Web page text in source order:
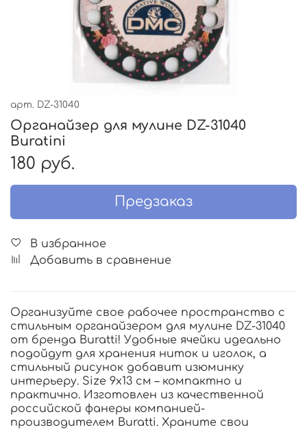
арт. DZ-31040
Органайзер для мулине DZ-31040
Buratini
180 руб.
Предзаказ
В избранное
Добавить в сравнение
Организуйте свое рабочее пространство с
стильным органайзером для мулине DZ-31040
от бренда Buratti! Удобные ячейки идеально
подойдут для хранения ниток и иголок, а
стильный рисунок добавит изюминку
интерьеру. Size 9x13 см – компактно и
практично. Изготовлен из качественной
российской фанеры компанией-
производителем Buratti. Храните свои